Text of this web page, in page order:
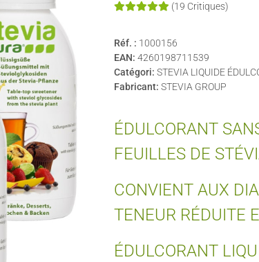
(19 Critiques)
Réf. : 1000156
EAN: 4260198711539
Catégori: STEVIA LIQUIDE
Fabricant: STEVIA GROUP
ÉDULCORANT
FEUILLES DE
CONVIENT AUX
TENEUR RÉDUITE
ÉDULCORANT